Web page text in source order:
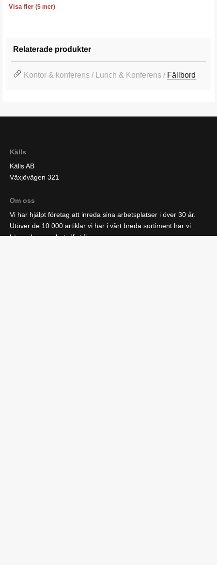
Visa fler (5 mer)
Relaterade produkter
Kontor & konferens / Lunch & Konferens / Fällbord
Källs
Källs AB
Växjövägen 321
Om oss
Vi har hjälpt företag att inreda sina arbetsplatser i över 30 år.
Utöver de 10 000 artiklar vi har i vårt breda sortiment har vi
kännedom om betydligt fler.